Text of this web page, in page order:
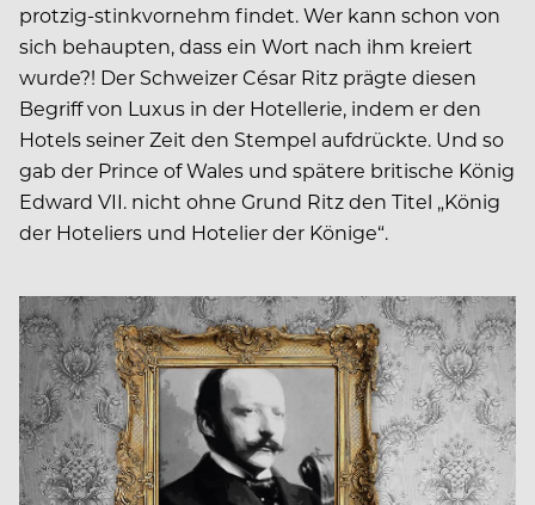
protzig-stinkvornehm findet. Wer kann schon von
sich behaupten, dass ein Wort nach ihm kreiert
wurde?! Der Schweizer César Ritz prägte diesen
Begriff von Luxus in der Hotellerie, indem er den
Hotels seiner Zeit den Stempel aufdrückte. Und so
gab der Prince of Wales und spätere britische König
Edward VII. nicht ohne Grund Ritz den Titel „König
der Hoteliers und Hotelier der Könige“.